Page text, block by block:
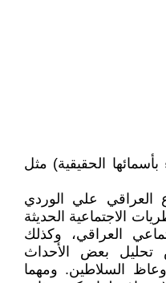
الحقيقية) مثل
العراقي علي الوردي
للنظريات الاجتماعية الحديثة
العراقي، وكذلك
تحليل بعض الأحداث
السلاطين. ومهما